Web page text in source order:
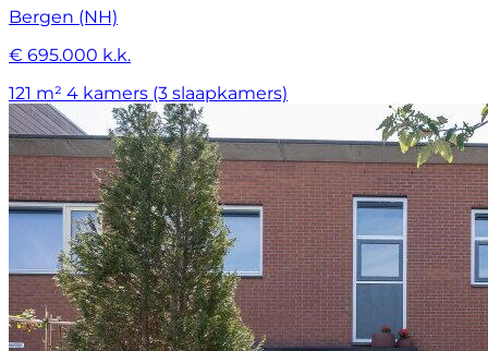
Bergen (NH)
€ 695.000 k.k.
121 m² 4 kamers (3 slaapkamers)